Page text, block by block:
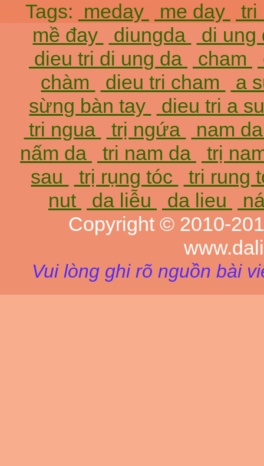
Tags: meday me day
tri
mề đay
diungda
di
dieu tri di ung da
cham
chàm
dieu tri cham
a
sừng bàn tay
dieu tri a
tri ngua
trị ngứa
nam
nấm da
tri nam da
trị
sau
trị rụng tóc
tri rung
nut
da liễu da lieu
Copyright © 2010-
Vui lòng ghi rõ nguồn bài